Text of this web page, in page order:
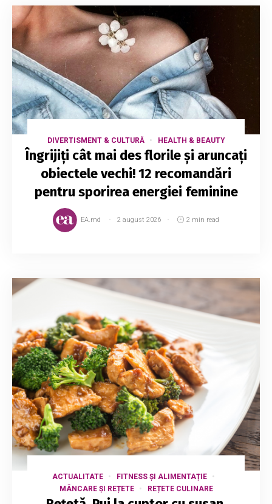
DIVERTISMENT & CULTURĂ HEALTH & BEAUTY
Îngrijiți cât mai des florile și aruncați
obiectele vechi! 12 recomandări
pentru sporirea energiei feminine
EA.md 2 august 2026 2 min read
ACTUALITATE
FITNESS ȘI ALIMENTAȚIE
MÂNCARE ȘI REȚETE
REȚETE CULINARE